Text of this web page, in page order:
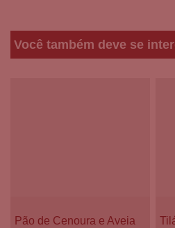
Você também deve se
Pão de Cenoura e Aveia